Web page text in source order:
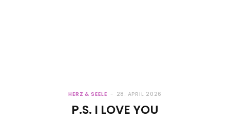
HERZ & SEELE 28. APRIL 2026
P.S. I LOVE YOU